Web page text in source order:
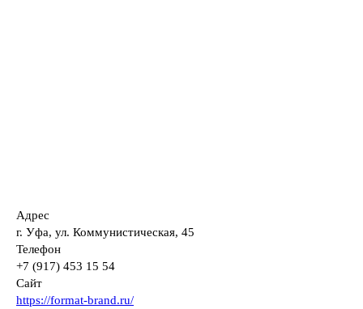
Адрес
г. Уфа, ул. Коммунистическая, 45
Телефон
+7 (917) 453 15 54
Сайт
https://format-brand.ru/